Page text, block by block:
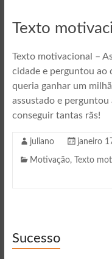
Texto
Texto motivacional –
cidade e perguntou ao
queria ganhar um
assustado e
conseguir tantas rãs!
juliano janeiro
Motivação, Texto
Sucesso